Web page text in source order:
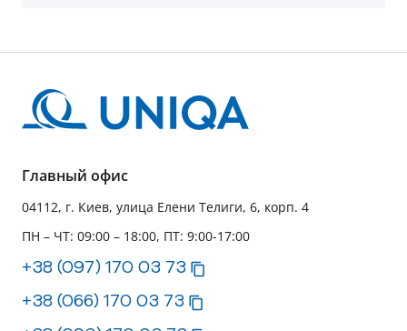
Главный офис
04112, г. Киев, улица Елени Телиги, 6, корп. 4
ПН – ЧТ: 09:00 – 18:00, ПТ: 9:00-17:00
+38 (097) 170 03 73
+38 (066) 170 03 73